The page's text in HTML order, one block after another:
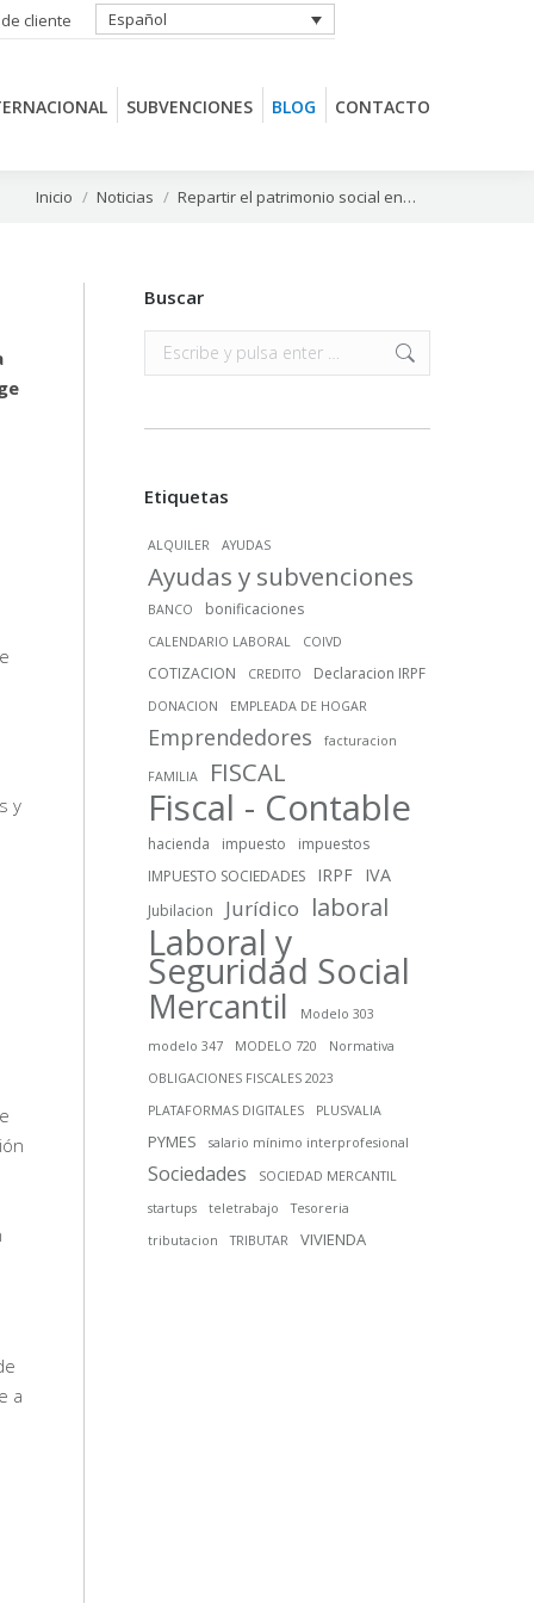
cliente Español
SUBVENCIONES BLOG CONTACTO
Estás aquí:
Inicio Noticias Repartir el patrimonio social en…
y
a
Buscar
Buscar:
Etiquetas
ALQUILER AYUDAS
Ayudas y subvenciones
BANCO bonificaciones
CALENDARIO LABORAL COIVD
COTIZACION CREDITO Declaracion IRPF
DONACION EMPLEADA DE HOGAR
Emprendedores facturacion
FAMILIA FISCAL
Fiscal - Contable
hacienda impuesto
impuestos
IMPUESTO SOCIEDADES
IRPF IVA
Jubilacion Jurídico laboral
Laboral y
Seguridad Social
Mercantil
Modelo 303
modelo 347
MODELO 720
Normativa
OBLIGACIONES FISCALES 2023
PLATAFORMAS DIGITALES
PLUSVALIA
PYMES salario mínimo interprofesional
Sociedades
SOCIEDAD MERCANTIL
startups
teletrabajo
Tesoreria
tributacion
TRIBUTAR VIVIENDA